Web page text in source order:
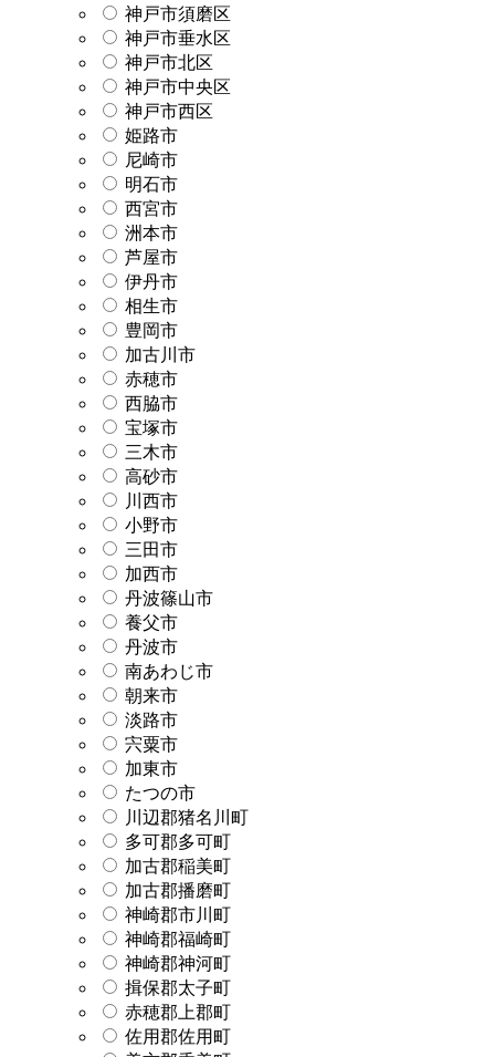
神戸市須磨区
神戸市垂水区
神戸市北区
神戸市中央区
神戸市西区
姫路市
尼崎市
明石市
西宮市
洲本市
芦屋市
伊丹市
相生市
豊岡市
加古川市
赤穂市
西脇市
宝塚市
三木市
高砂市
川西市
小野市
三田市
加西市
丹波篠山市
養父市
丹波市
南あわじ市
朝来市
淡路市
宍粟市
加東市
たつの市
川辺郡猪名川町
多可郡多可町
加古郡稲美町
加古郡播磨町
神崎郡市川町
神崎郡福崎町
神崎郡神河町
揖保郡太子町
赤穂郡上郡町
佐用郡佐用町